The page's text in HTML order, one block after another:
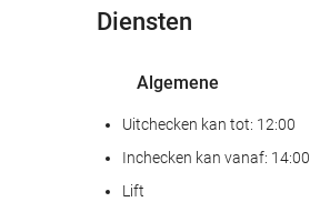
Diensten
Algemene
Uitchecken kan tot: 12:00
Inchecken kan vanaf: 14:00
Lift